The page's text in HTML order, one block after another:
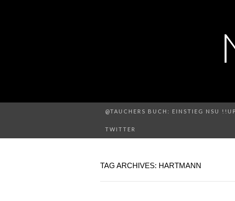
@TAUCHERS BUCH: EINSTIEG NSU
TWITTER
TAG ARCHIVES: HARTMANN